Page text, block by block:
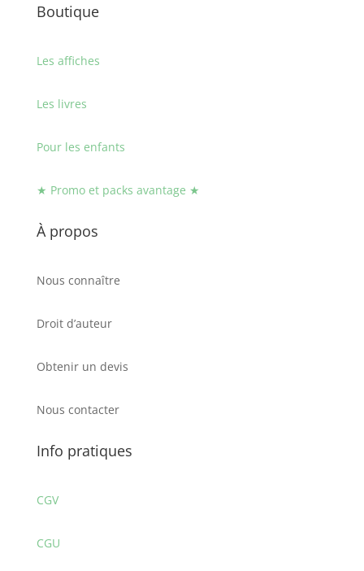
Boutique
Les affiches
Les livres
Pour les enfants
★ Promo et packs avantage ★
À propos
Nous connaître
Droit d’auteur
Obtenir un devis
Nous contacter
Info pratiques
CGV
CGU